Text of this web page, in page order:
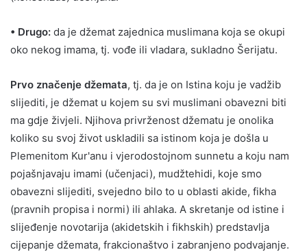
• Drugo: da je džemat zajednica muslimana koja se okupi
oko nekog imama, tj. vođe ili vladara, sukladno Šerijatu.
Prvo značenje džemata, tj. da je on Istina koju je vadžib
slijediti, je džemat u kojem su svi muslimani obavezni biti
ma gdje živjeli. Njihova privrženost džematu je onolika
koliko su svoj život uskladili sa istinom koja je došla u
Plemenitom Kur'anu i vjerodostojnom sunnetu a koju nam
pojašnjavaju imami (učenjaci), mudžtehidi, koje smo
obavezni slijediti, svejedno bilo to u oblasti akide, fikha
(pravnih propisa i normi) ili ahlaka. A skretanje od istine i
slijeđenje novotarija (akidetskih i fikhskih) predstavlja
cijepanje džemata, frakcionaštvo i zabranjeno podvajanje.